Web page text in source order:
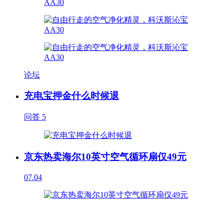
论坛
充电宝押金什么时候退
问答 5
京东热卖海尔10英寸空气循环扇仅49元
07.04